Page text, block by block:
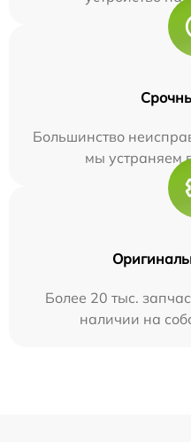
Большинство
мы устраняем
Более 20 тыс.
наличии на